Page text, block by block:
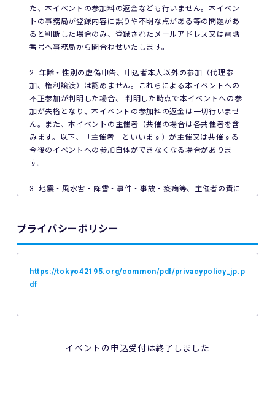
た、本イベントの参加料の返金なども行いません。本イベン
トの事務局が登録内容に誤りや不明な点がある等の問題があ
ると判断した場合のみ、登録されたメールアドレス又は電話
番号へ事務局から問合わせいたします。
2. 年齢・性別の虚偽申告、申込者本人以外の参加（代理参
加、権利譲渡）は認めません。これらによる本イベントへの
不正参加が判明した場合、 判明した時点で本イベントへの参
加が失格となり、本イベントの参加料の返金は一切行いませ
ん。また、本イベントの主催者（共催の場合は各共催者を含
みます。以下、「主催者」といいます）が主催又は共催する
今後のイベントへの参加自体ができなくなる場合がありま
す。
3. 地震・風水害・降雪・事件・事故・疫病等、主催者の責に
トへのエントリーができない場合があります。ご利用の端末
の非対応、インターネット回線の不具合などにより本イベン
トへのエントリーができなかったことについて、主催者は一
5. 公共交通機関の遅延、道路事情その他いかなる理由による
一切責任を負わず、本イベントの参加料の返金等は一切行い
プライバシーポリシー
https://tokyo42195.org/common/pdf/privacypolicy_jp.p
df
イベントの申込受付は終了しました